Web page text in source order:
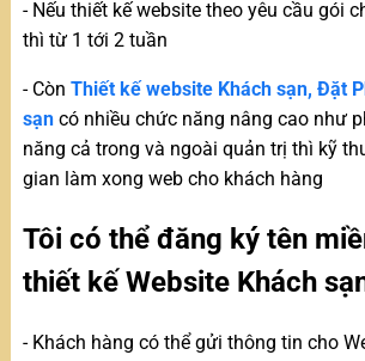
- Nếu thiết kế website theo yêu cầu gói
thì từ 1 tới 2 tuần
- Còn Thiết kế website Khách sạn, Đặt
sạncó nhiều chức năng nâng cao như
năng cả trong và ngoài quản trị thì kỹ
gian làm xong web cho khách hàng
Tôi có thể đăng ký tên
thiết kế Website Khách
- Khách hàng có thể gửi thông tin cho